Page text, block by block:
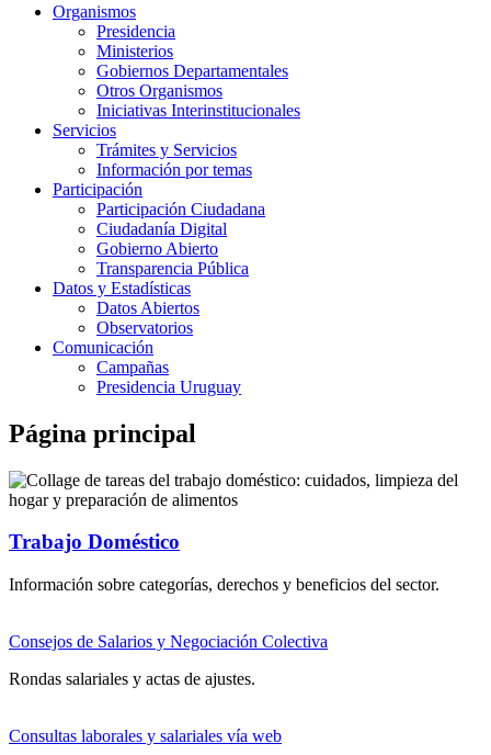
Organismos
Presidencia
Ministerios
Gobiernos Departamentales
Otros Organismos
Iniciativas Interinstitucionales
Servicios
Trámites y Servicios
Información por temas
Participación
Participación Ciudadana
Ciudadanía Digital
Gobierno Abierto
Transparencia Pública
Datos y Estadísticas
Datos Abiertos
Observatorios
Comunicación
Campañas
Presidencia Uruguay
Página principal
Trabajo Doméstico
Información sobre categorías, derechos y beneficios del sector.
Consejos de Salarios y Negociación Colectiva
Rondas salariales y actas de ajustes.
Consultas laborales y salariales vía web